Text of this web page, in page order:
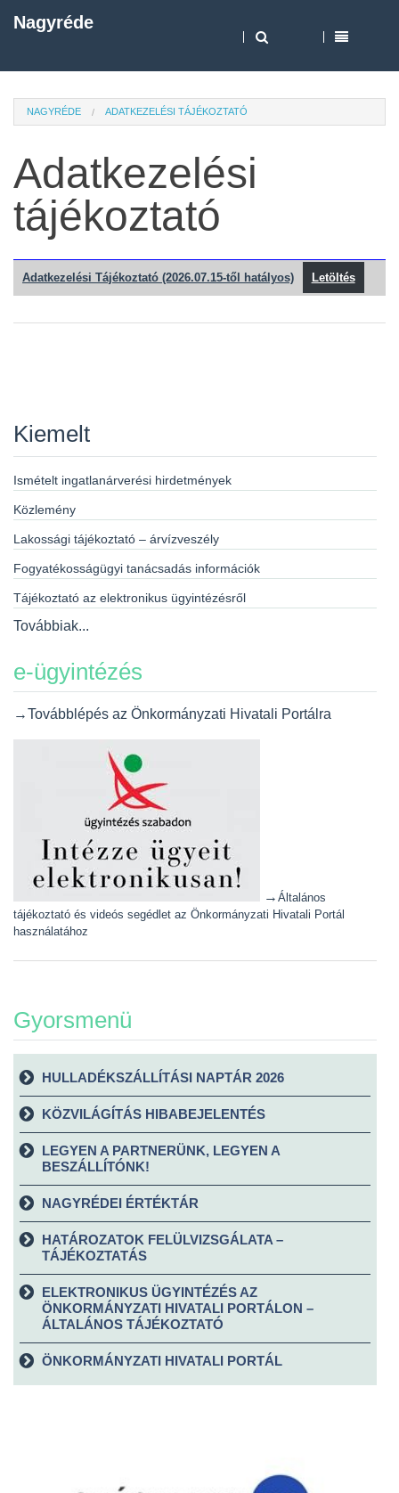
Nagyréde
NAGYRÉDE ADATKEZELÉSI TÁJÉKOZTATÓ
Adatkezelési
tájékoztató
Adatkezelési Tájékoztató (2026.07.15-től hatályos) Letöltés
Kiemelt
Ismételt ingatlanárverési hirdetmények
Közlemény
Lakossági tájékoztató – árvízveszély
Fogyatékosságügyi tanácsadás információk
Tájékoztató az elektronikus ügyintézésről
Továbbiak...
e-ügyintézés
→Továbblépés az Önkormányzati Hivatali Portálra
→ Általános
tájékoztató és videós segédlet az Önkormányzati Hivatali Portál
használatához
Gyorsmenü
HULLADÉKSZÁLLÍTÁSI NAPTÁR 2026
KÖZVILÁGÍTÁS HIBABEJELENTÉS
LEGYEN A PARTNERÜNK, LEGYEN A
BESZÁLLÍTÓNK!
NAGYRÉDEI ÉRTÉKTÁR
HATÁROZATOK FELÜLVIZSGÁLATA –
TÁJÉKOZTATÁS
ELEKTRONIKUS ÜGYINTÉZÉS AZ
ÖNKORMÁNYZATI HIVATALI PORTÁLON –
ÁLTALÁNOS TÁJÉKOZTATÓ
ÖNKORMÁNYZATI HIVATALI PORTÁL